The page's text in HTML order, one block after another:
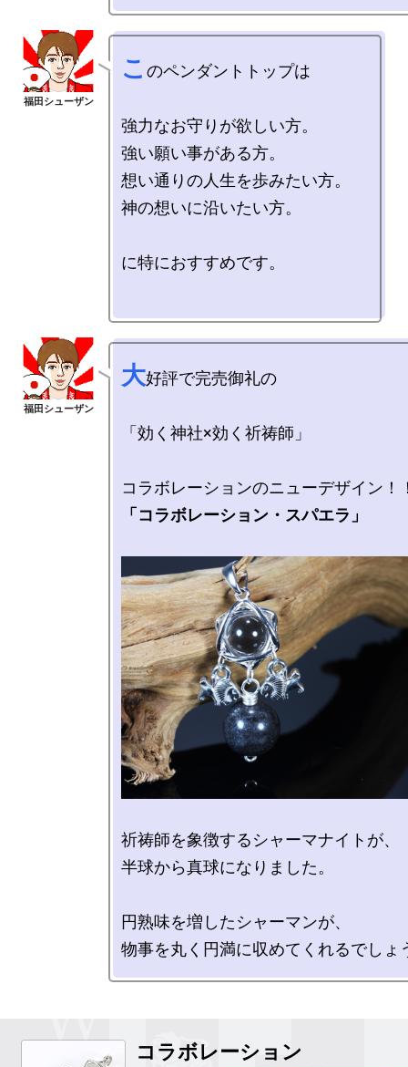
こ のペンダントトップは
強力なお守りが欲しい方。
強い願い事がある方。
想い通りの人生を歩みたい方。
神の想いに沿いたい方。
に特におすすめです。
大好評で完売御礼の
「効く神社×効く祈祷師」
「コラボレーション・スパエラ」
祈祷師を象徴するシャーマナイトが、
半球から真球になりました。
円熟味を増したシャーマンが、
コラボレーション